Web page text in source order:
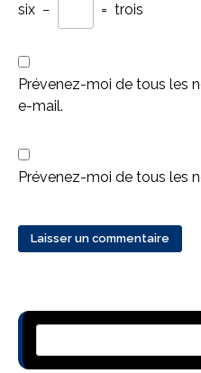
six − = trois
Prévenez-moi de tous les
e-mail.
Prévenez-moi de tous les